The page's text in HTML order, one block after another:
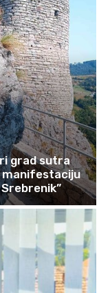
grad sutra
manifestaciju